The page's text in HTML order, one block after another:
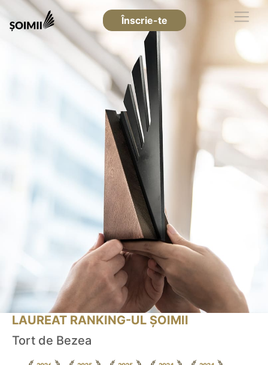
Înscrie-te
LAUREAT RANKING-UL ȘOIMII
Tort de Bezea